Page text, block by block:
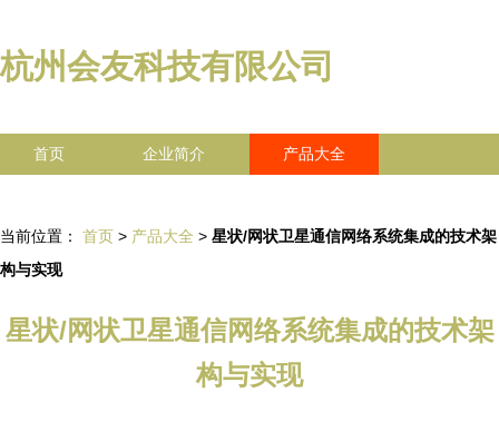
杭州会友科技有限公司
首页 企业简介 产品大全
当前位置： 首页 > 产品大全 > 星状/网状卫星通信网络系统集成的技术架
构与实现
星状/网状卫星通信网络系统集成的技术架
构与实现